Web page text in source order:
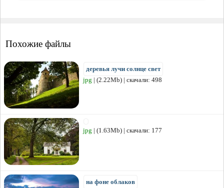
Похожие файлы
деревья лучи солнце свет
jpg | (2.22Mb) | скачали: 498
jpg | (1.63Mb) | скачали: 177
на фоне облаков